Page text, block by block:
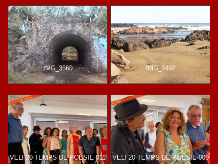
IMG_3560 IMG_3492
VELI-20-TEMPS-DE-POESIE-011 VELI-20-TEMPS-DE-POESIE-009